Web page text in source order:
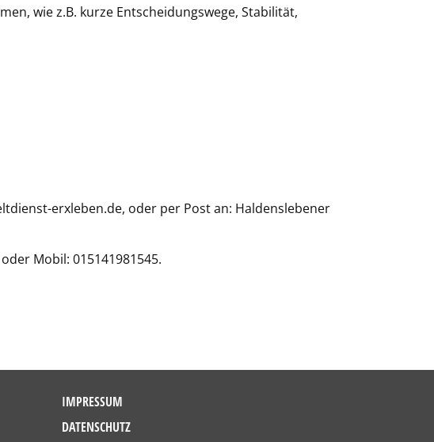
wie z.B. kurze Entscheidungswege, Stabilität,
erxleben.de, oder per Post an: Haldenslebener
Mobil: 015141981545.
IMPRESSUM
DATENSCHUTZ